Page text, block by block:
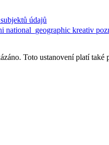
údajů
national_geographic kreativ
Toto ustanovení platí také